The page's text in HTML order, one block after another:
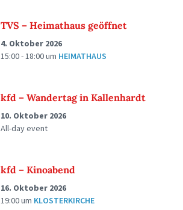
TVS – Heimathaus geöffnet
4. Oktober 2026
15:00 - 18:00um HEIMATHAUS
kfd – Wandertag in Kallenhardt
10. Oktober 2026
All-day event
kfd – Kinoabend
16. Oktober 2026
19:00um KLOSTERKIRCHE